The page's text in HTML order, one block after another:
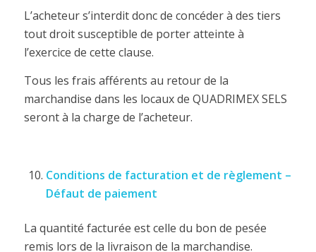
L’acheteur s’interdit donc de concéder à des tiers
tout droit susceptible de porter atteinte à
l’exercice de cette clause.
Tous les frais afférents au retour de la
marchandise dans les locaux de QUADRIMEX SELS
seront à la charge de l’acheteur.
Conditions de facturation et de règlement –
Défaut de paiement
La quantité facturée est celle du bon de pesée
remis lors de la livraison de la marchandise.